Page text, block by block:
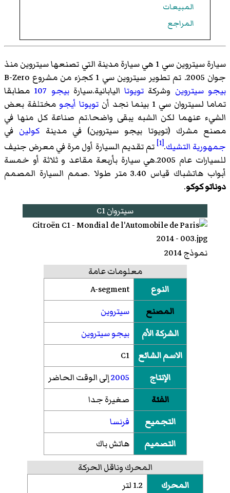
المبيعات
المراجع
سيارة سيتروين سي 1 هي سيارة مدينة التي تصنعها سيتروين منذ
جوان 2005. تم تطوير سيتروين سي 1 كجزء من مشروع B-Zero
بيجو سيتروين وشركة تويوتااليابانية.سيارةبيجو 107
مطابقا
تماما لسيتروان سي 1 بينما نجد أن
تويوتا أيجو مختلفة بعض
الشيء عنهما لكن الشبه يبقى واضحا.تم صناعة كل منها في
مصنع مشرك (تويوتا بيجو سيتروين) في مدينة كولين في
جمهورية التشيك.
[1]
تم تقديم السيارة أول مرة في معرض جنيف
للسيارات عام 2005.هي سيارة بأربعة مقاعد و ثلاثة أو خمسة
أبواب هاتشباك قياس 3.40 متر طولا .صمم السيارة المصمم
دوناتو كوكو.
سيتروان C1
نموذج 2014
معلومات عامة
النوع
A-segment
المصنع
سيتروين
الشركة الأم
بيجو سيتروين
الاسم الشائع
C1
الإنتاج
2005إلى الوقت الحاضر
الفئة
صغيرة جدا
التجميع
فرنسا
التصميم
هاتش باك
المحرك وناقل الحركة
المحرك
1.2 لتر